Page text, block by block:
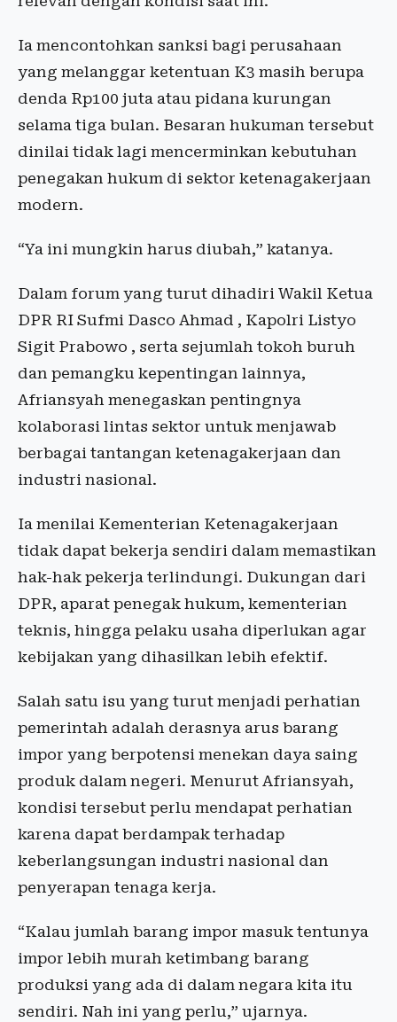
Ia mencontohkan sanksi bagi perusahaan
yang melanggar ketentuan K3 masih berupa
denda Rp100 juta atau pidana kurungan
selama tiga bulan. Besaran hukuman tersebut
dinilai tidak lagi mencerminkan kebutuhan
penegakan hukum di sektor ketenagakerjaan
modern.
“Ya ini mungkin harus diubah,” katanya.
Dalam forum yang turut dihadiri Wakil Ketua
DPR RI Sufmi Dasco Ahmad , Kapolri Listyo
Sigit Prabowo , serta sejumlah tokoh buruh
dan pemangku kepentingan lainnya,
Afriansyah menegaskan pentingnya
kolaborasi lintas sektor untuk menjawab
berbagai tantangan ketenagakerjaan dan
industri nasional.
Ia menilai Kementerian Ketenagakerjaan
tidak dapat bekerja sendiri dalam memastikan
hak-hak pekerja terlindungi. Dukungan dari
DPR, aparat penegak hukum, kementerian
teknis, hingga pelaku usaha diperlukan agar
kebijakan yang dihasilkan lebih efektif.
Salah satu isu yang turut menjadi perhatian
pemerintah adalah derasnya arus barang
impor yang berpotensi menekan daya saing
produk dalam negeri. Menurut Afriansyah,
kondisi tersebut perlu mendapat perhatian
karena dapat berdampak terhadap
keberlangsungan industri nasional dan
penyerapan tenaga kerja.
“Kalau jumlah barang impor masuk tentunya
impor lebih murah ketimbang barang
produksi yang ada di dalam negara kita itu
sendiri. Nah ini yang perlu,” ujarnya.